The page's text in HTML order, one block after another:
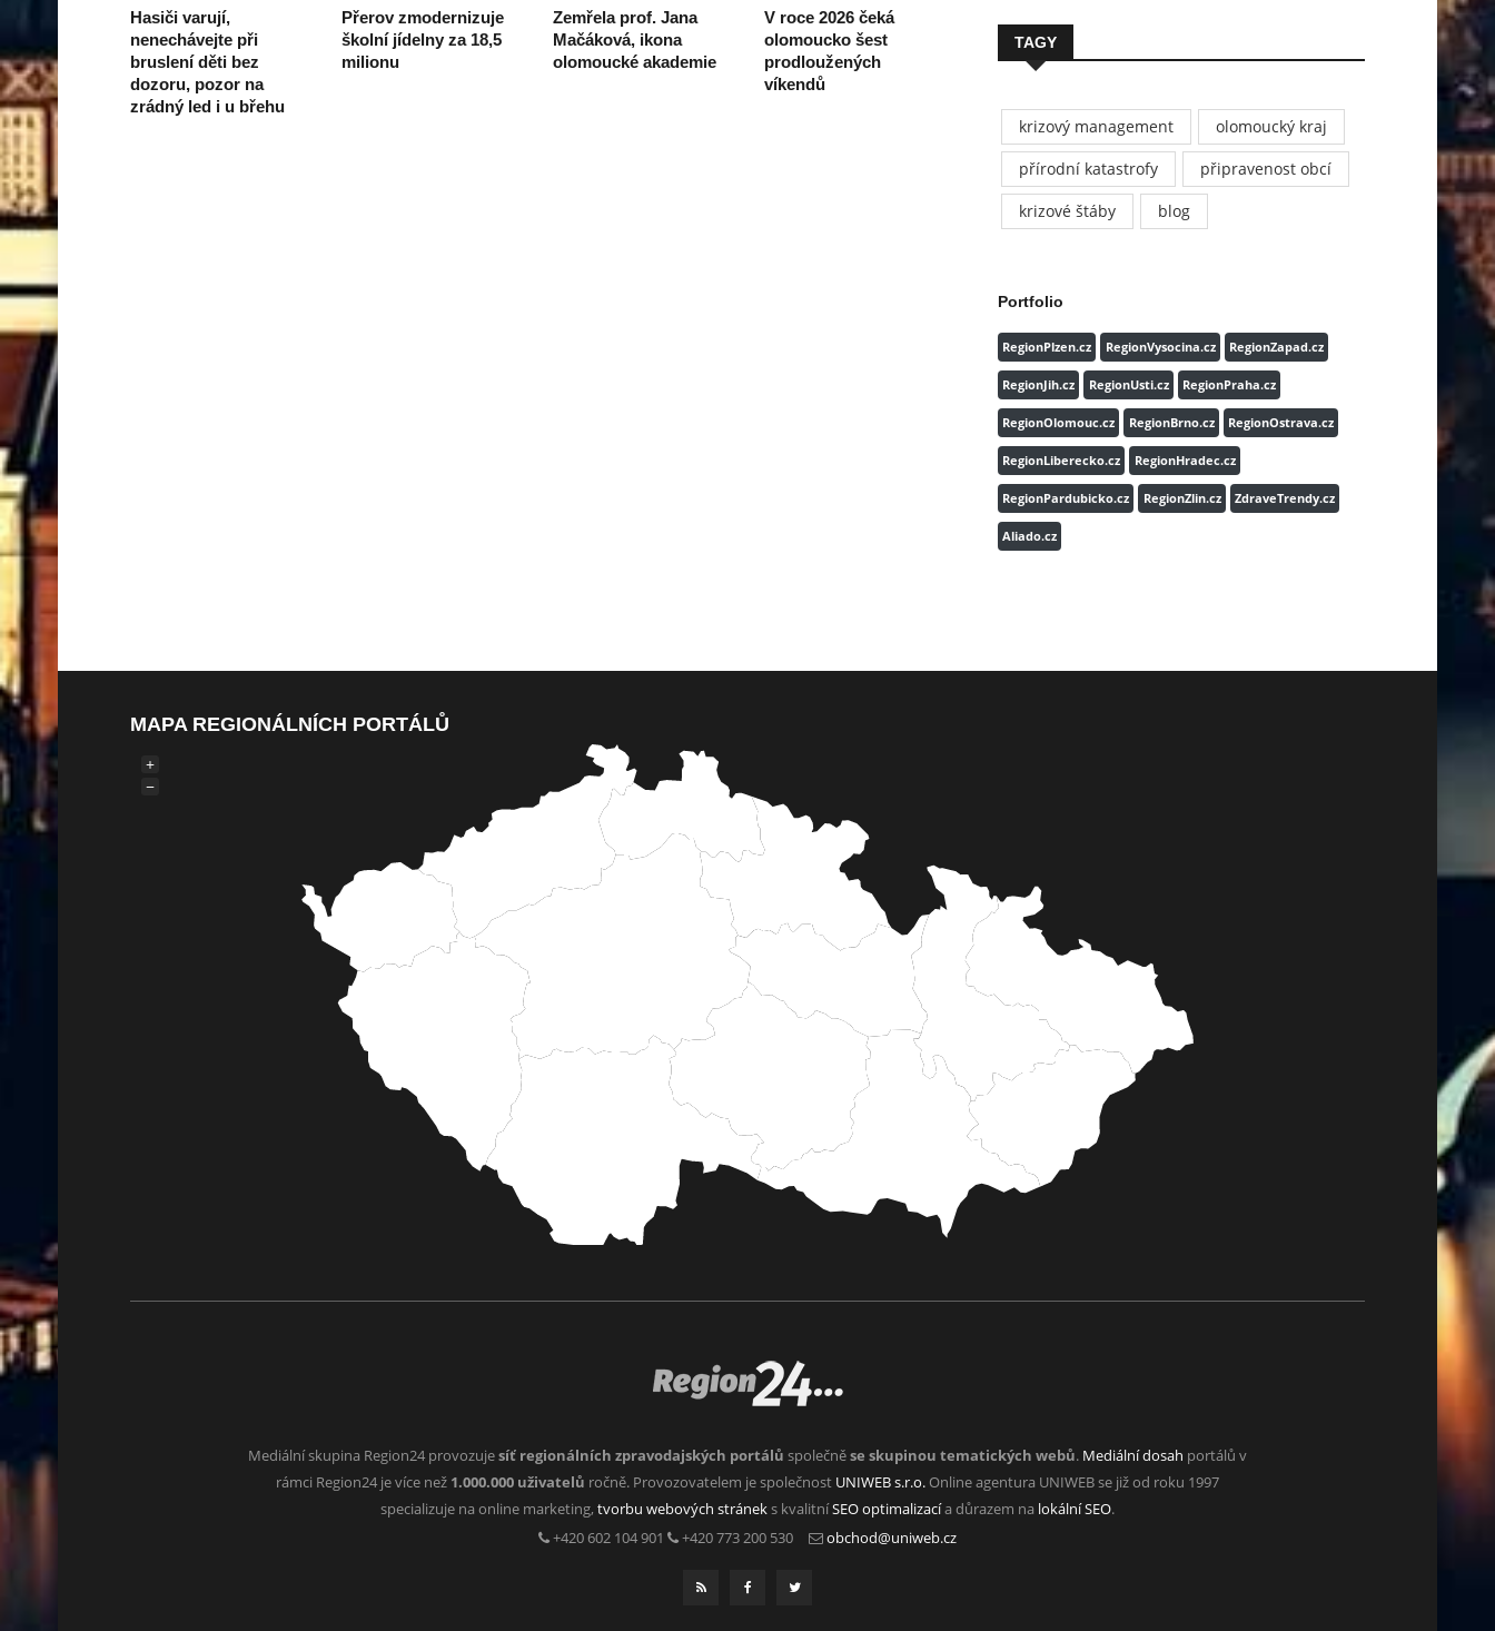
Hasiči varují,
nenechávejte při
bruslení děti bez
dozoru, pozor na
zrádný led i u břehu
Přerov zmodernizuje
školní jídelny za 18,5
milionu
Zemřela prof. Jana
Mačáková, ikona
olomoucké akademie
V roce 2026 čeká
olomoucko šest
prodloužených
víkendů
TAGY
krizový management
olomoucký kraj
přírodní katastrofy
připravenost obcí
krizové štáby
blog
Portfolio
RegionPlzen.cz RegionVysocina.cz RegionZapad.cz
RegionJih.cz RegionUsti.cz RegionPraha.cz
RegionOlomouc.cz RegionBrno.cz RegionOstrava.cz
RegionLiberecko.cz RegionHradec.cz
RegionPardubicko.cz RegionZlin.cz ZdraveTrendy.cz
Aliado.cz
MAPA REGIONÁLNÍCH PORTÁLŮ
+
−
Mediální skupina Region24 provozujesíť regionálních zpravodajských portálů společněse skupinou tematických webů. Mediální dosah portálů v
rámci Region24 je více než 1.000.000 uživatelů ročně. Provozovatelem je společnost UNIWEB s.r.o. Online agentura UNIWEB se již od roku 1997
specializuje na online marketing, tvorbu webových stráneks kvalitníSEO optimalizacía důrazem na lokální SEO.
+420 602 104 901
+420 773 200 530 obchod@uniweb.cz